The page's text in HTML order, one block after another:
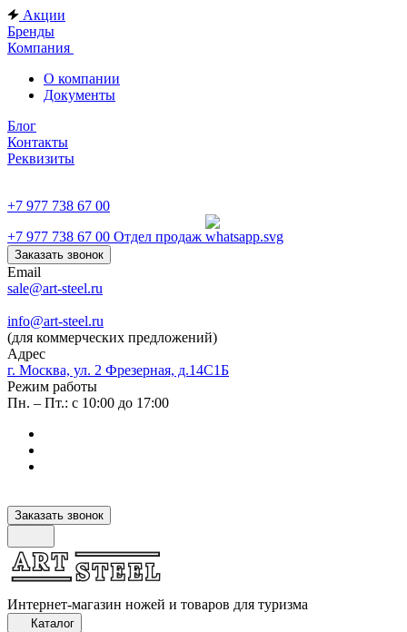
Акции
Бренды
Компания
О компании
Документы
Блог
Контакты
Реквизиты
+7 977 738 67 00
+7 977 738 67 00 Отдел продаж
Заказать звонок
Email
sale@art-steel.ru
info@art-steel.ru
(для коммерческих предложений)
Адрес
г. Москва, ул. 2 Фрезерная, д.14С1Б
Режим работы
Пн. – Пт.: с 10:00 до 17:00
Заказать звонок
Интернет-магазин ножей и товаров для туризма
Каталог